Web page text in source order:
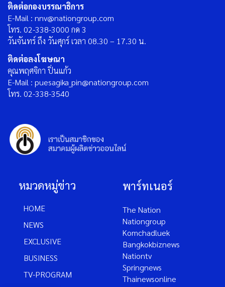
ติดต่อกองบรรณาธิการ
E-Mail : nnv@nationgroup.com
โทร. 02-338-3000 กด 3
วันจันทร์ ถึง วันศุกร์ เวลา 08.30 – 17.30 น.
ติดต่อลงโฆษณา
คุณพฤศจิกา ปิ่นแก้ว
E-Mail : puesagika_pin@nationgroup.com
โทร. 02-338-3540
หมวดหมู่ข่าว
HOME
NEWS
EXCLUSIVE
BUSINESS
TV-PROGRAM
พาร์ทเนอร์
The Nation
Nationgroup
Komchadluek
Bangkokbiznews
Nationtv
Springnews
Thainewsonline